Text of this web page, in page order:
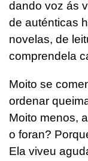
dando voz ás
de auténticas
novelas, de
comprendela
Moito se
ordenar
Moito menos,
o foran?
Ela viveu